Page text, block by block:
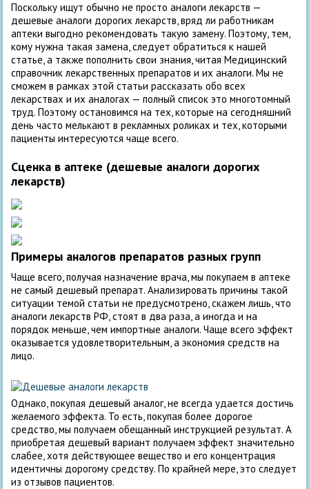
Поскольку ищут обычно не просто аналоги лекарств —
дешевые аналоги дорогих лекарств, вряд ли работникам
аптеки выгодно рекомендовать такую замену. Поэтому, тем,
кому нужна такая замена, следует обратиться к нашей
статье, а также пополнить свои знания, читая Медицинский
справочник лекарственных препаратов и их аналоги. Мы не
сможем в рамках этой статьи рассказать обо всех
лекарствах и их аналогах — полный список это многотомный
труд. Поэтому остановимся на тех, которые на сегодняшний
день часто мелькают в рекламных роликах и тех, которыми
пациенты интересуются чаще всего.
Сценка в аптеке (дешевые аналоги дорогих
лекарств)
Примеры аналогов препаратов разных групп
Чаще всего, получая назначение врача, мы покупаем в аптеке
не самый дешевый препарат. Анализировать причины такой
ситуации темой статьи не предусмотрено, скажем лишь, что
аналоги лекарств РФ, стоят в два раза, а иногда и на
порядок меньше, чем импортные аналоги. Чаще всего эффект
оказывается удовлетворительным, а экономия средств на
лицо.
Однако, покупая дешевый аналог, не всегда удается достичь
желаемого эффекта. То есть, покупая более дорогое
средство, мы получаем обещанный инструкцией результат. А
приобретая дешевый вариант получаем эффект значительно
слабее, хотя действующее вещество и его концентрация
идентичны дорогому средству. По крайней мере, это следует
из отзывов пациентов.